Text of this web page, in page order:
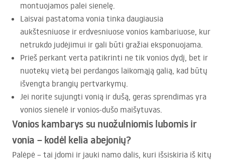
montuojamos palei sienelę.
Laisvai pastatoma vonia tinka daugiausia
aukštesniuose ir erdvesniuose vonios kambariuose, kur
netrukdo judėjimui ir gali būti gražiai eksponuojama.
Prieš perkant verta patikrinti ne tik vonios dydį, bet ir
nuotekų vietą bei perdangos laikomąją galią, kad būtų
išvengta brangių pertvarkymų.
Jei norite sujungti vonią ir dušą, geras sprendimas yra
vonios sienelė ir vonios-dušo maišytuvas.
Vonios kambarys su nuožulniomis lubomis ir
vonia – kodėl kelia abejonių?
Palėpė – tai įdomi ir jauki namo dalis, kuri išsiskiria iš kitų